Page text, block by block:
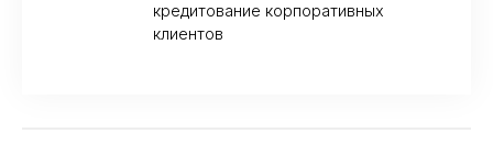
кредитование корпоративных
клиентов